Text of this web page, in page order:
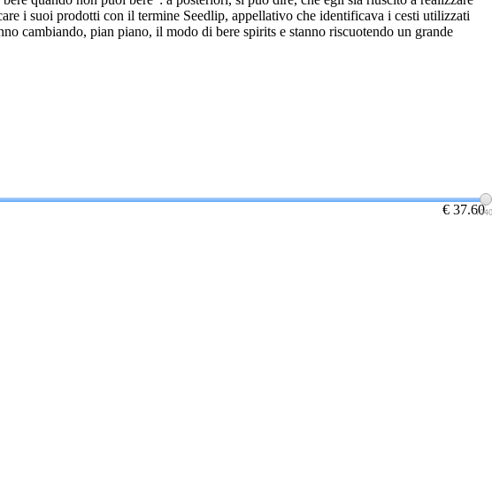
i suoi prodotti con il termine Seedlip, appellativo che identificava i cesti utilizzati
cambiando, pian piano, il modo di bere spirits e stanno riscuotendo un grande
€ 37.60